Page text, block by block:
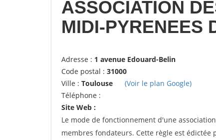
ASSOCIATION
MIDI-PYRENEES
Adresse : 1 avenue Edouard-Belin
Code postal : 31000
Ville : Toulouse
(Voir le plan Google)
Téléphone :
Site Web :
Le mode de fonctionnement d'une
membres fondateurs. Cette règle est